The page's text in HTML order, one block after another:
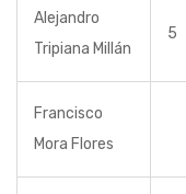
Alejandro
Tripiana Millán
5
Francisco
Mora Flores